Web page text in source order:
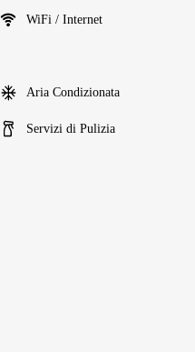
WiFi / Internet
Aria Condizionata
Servizi di Pulizia